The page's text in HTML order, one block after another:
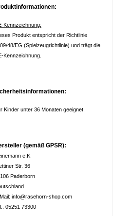
Kennzeichnung:
Produkt entspricht der Richtlinie
48/EG (Spielzeugrichtlinie) und trägt die
Kennzeichnung.
Kinder unter 36 Monaten geeignet.
(gemäß GPSR):
e.K.
Str. 36
Paderborn
info@rasehorn-shop.com
05251 73300